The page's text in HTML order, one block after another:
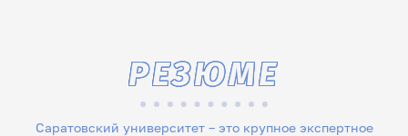
Саратовский университет – это крупное экспертное
РЕЗЮМЕ